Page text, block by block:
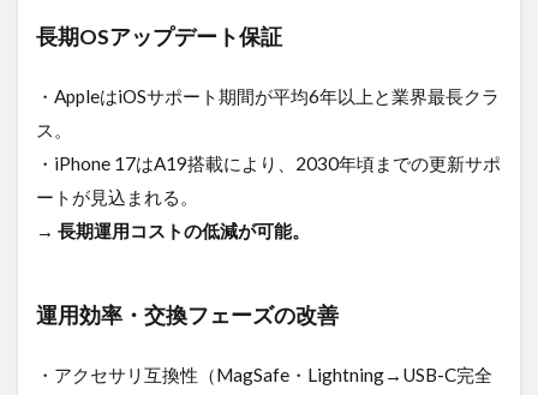
長期OSアップデート保証
・AppleはiOSサポート期間が平均6年以上と業界最長クラ
ス。
・iPhone 17はA19搭載により、2030年頃までの更新サポ
ートが見込まれる。
→ 長期運用コストの低減が可能。
運用効率・交換フェーズの改善
・アクセサリ互換性（MagSafe・Lightning→USB-C完全